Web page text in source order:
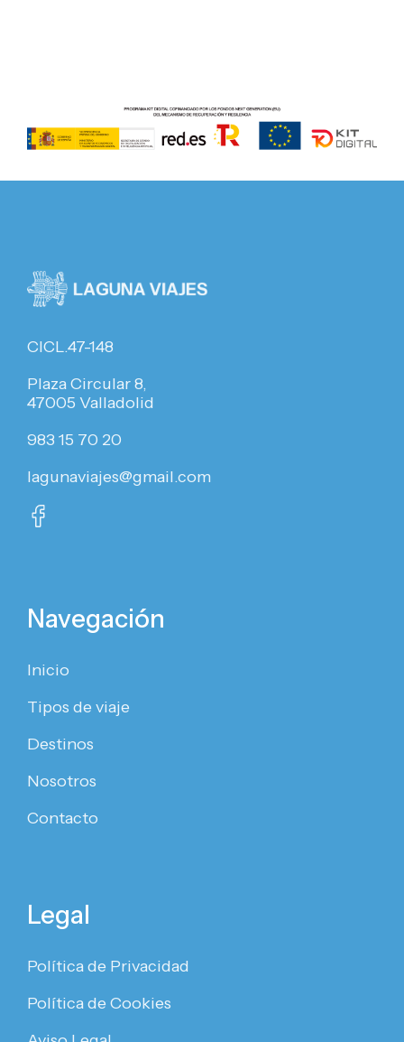
CICL.47-148
Plaza Circular 8,
47005 Valladolid
983 15 70 20
lagunaviajes@gmail.com
Navegación
Inicio
Tipos de viaje
Destinos
Nosotros
Contacto
Legal
Política de Privacidad
Política de Cookies